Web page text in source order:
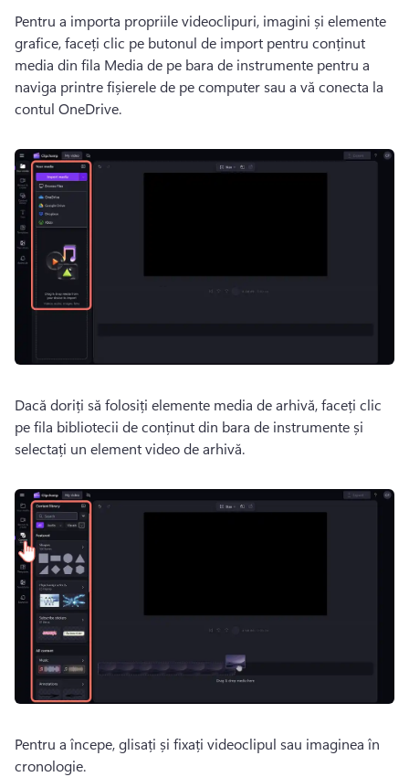
Pentru a importa propriile videoclipuri, imagini și elemente
grafice, faceți clic pe butonul de import pentru conținut
media din fila Media de pe bara de instrumente pentru a
naviga printre fișierele de pe computer sau a vă conecta la
contul OneDrive.
Dacă doriți să folosiți elemente media de arhivă, faceți clic
pe fila bibliotecii de conținut din bara de instrumente și
selectați un element video de arhivă.
Pentru a începe, glisați și fixați videoclipul sau imaginea în
cronologie.